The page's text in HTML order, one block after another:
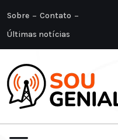
Sobre
Contato
Últimas notícias